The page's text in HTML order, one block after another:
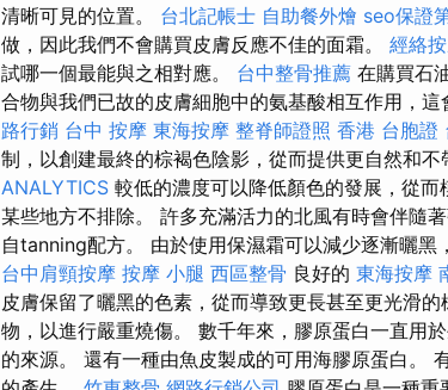
清晰可見的位置。 台北記帳士 自助餐外燴 seo保證
做，因此我們不會購買皮膚反應不佳的面霜。 經絡
試哪一個最能與之相對應。 台中整骨推薦 在購買石
合物與我們已故的皮膚細胞中的氨基酸相互作用，
路行銷 台中 按摩 東海按摩 整脊師證照 香港 台胞證
制，以創建最終的棕褐色陰影，從而提供更自然和不
ANALYTICS 較低的濃度可以降低顏色的發展，從
某些地方不排除。 許多充滿活力的北風有時會伴隨
自tanning配方。 由於使用保濕霜可以減少逐漸曬
台中肩頸按摩 按摩 小腿 西區整骨 良好的 東海按摩
皮膚保留了曬黑的色素，從而導致更長甚至更光滑
物，以進行嚴重燒傷。 數千年來，膠原蛋白一直用
的來源。 還有一種由魚皮製成的可用海膠原蛋白。